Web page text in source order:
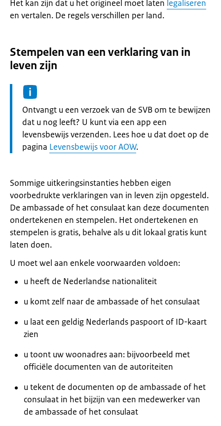
Het kan zijn dat u het origineel moet laten legaliseren
en vertalen. De regels verschillen per land.
Stempelen van een verklaring van in
leven zijn
Informatie:
Ontvangt u een verzoek van de SVB om te bewijzen
dat u nog leeft? U kunt via een app een
levensbewijs verzenden. Lees hoe u dat doet op de
pagina Levensbewijs voor AOW.
Sommige uitkeringsinstanties hebben eigen
voorbedrukte verklaringen van in leven zijn opgesteld.
De ambassade of het consulaat kan deze documenten
ondertekenen en stempelen. Het ondertekenen en
stempelen is gratis, behalve als u dit lokaal gratis kunt
laten doen.
U moet wel aan enkele voorwaarden voldoen:
u heeft de Nederlandse nationaliteit
u komt zelf naar de ambassade of het consulaat
u laat een geldig Nederlands paspoort of ID-kaart
zien
u toont uw woonadres aan: bijvoorbeeld met
officiële documenten van de autoriteiten
u tekent de documenten op de ambassade of het
consulaat in het bijzijn van een medewerker van
de ambassade of het consulaat